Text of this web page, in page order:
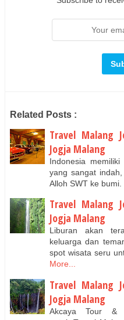
Related Posts :
Travel Malang
Jogja Malang
Indonesia
yang sangat
Alloh SWT ke
Travel Malang
Jogja Malang
Liburan akan
keluarga dan
spot wisata seru
More...
Travel Malang
Jogja Malang
Akcaya Tour &